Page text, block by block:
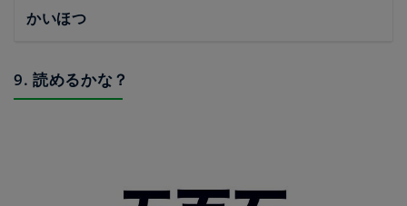
かいほつ
9. 読めるかな？